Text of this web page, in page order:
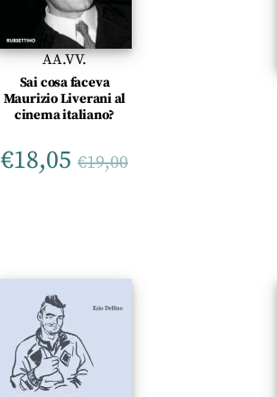
AA.VV.
Sai cosa faceva
Maurizio Liverani al
cinema italiano?
€18,05 €19,00